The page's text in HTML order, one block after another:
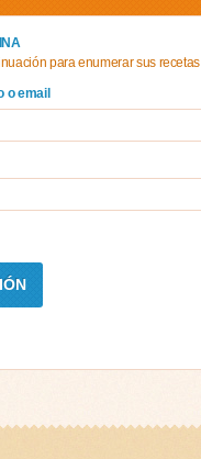
para enumerar sus recetas
o email